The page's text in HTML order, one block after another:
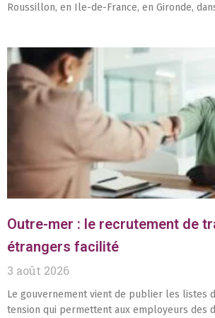
Roussillon, en Ile-de-France, en Gironde,
Outre-mer : le recrutement de
étrangers facilité
3 août 2026
Le gouvernement vient de publier les listes
tension qui permettent aux employeurs des